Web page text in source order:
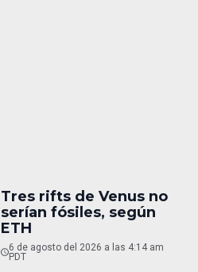
Tres rifts de Venus no
serían fósiles, según
ETH
6 de agosto del 2026 a las 4:14 am
PDT